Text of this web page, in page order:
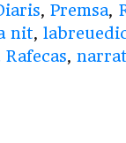
, Premsa,
nit,
,